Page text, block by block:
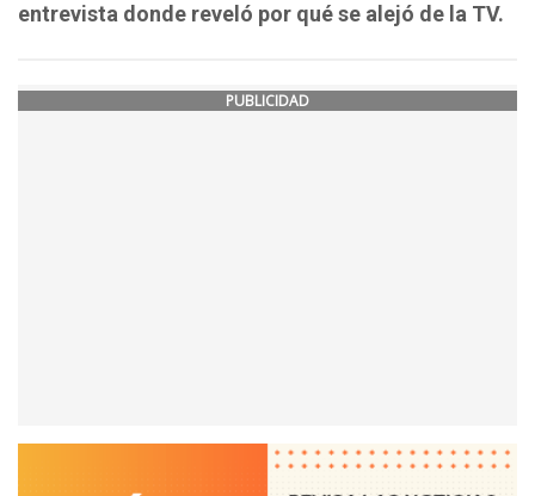
entrevista donde reveló por qué se alejó de la TV.
PUBLICIDAD